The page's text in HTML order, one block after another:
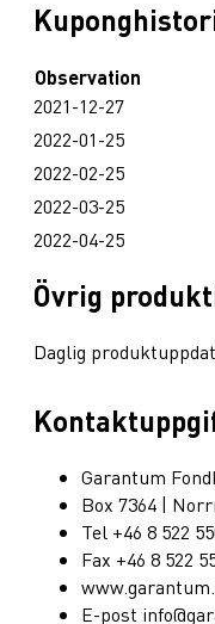
Observation
2021-12-27
2022-01-25
2022-02-25
2022-03-25
2022-04-25
Övrig
Daglig
Garantum
Box 7364 |
Tel +46 8 522
Fax +46 8 522
E-post